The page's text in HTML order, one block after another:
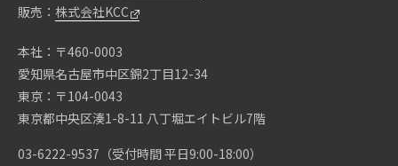
販売： 株式会社KCC
本社：〒460-0003
愛知県名古屋市中区錦2丁目12-34
東京：〒104-0043
東京都中央区湊1-8-11 八丁堀エイトビル7階
03-6222-9537 （受付時間 平日9:00-18:00）